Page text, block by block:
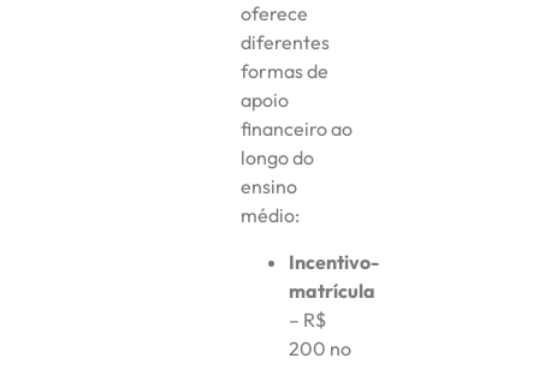
oferece
diferentes
formas de
apoio
financeiro ao
longo do
ensino
médio:
Incentivo-
matrícula
– R$
200 no